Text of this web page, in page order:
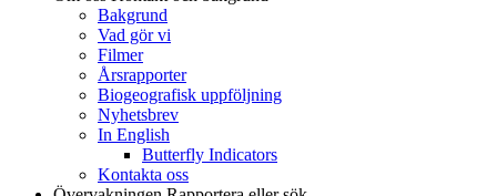
Bakgrund
Vad gör vi
Filmer
Årsrapporter
Biogeografisk uppföljning
Nyhetsbrev
In English
Butterfly Indicators
Kontakta oss